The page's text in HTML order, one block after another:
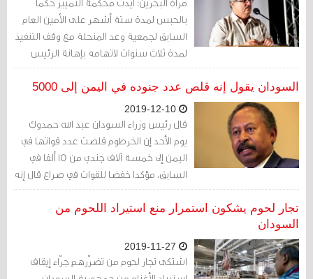
بالحبس لمدة ستة أشهر على الأمين العام
السابق لجمعية وعد المنحلة مع وقف التنفيذ
لمدة ثلاث سنوات لاتهامه بإهانة الرئيس
السوداني المخلوع عمر البشير.
السودان يقول إنه قلص عدد جنوده في اليمن إلى 5000
قال رئيس وزراء السودان عبد الله حمدوك
يوم الأحد إن الخرطوم قلصت عدد قواتها في
اليمن إلى خمسة آلاف جندي من 15 ألفا في
السابق، مؤكدا خفضا للقوات في صراع قال إنه
لا يمكن حله عسكريا.
تجار لحوم يشكون استمرار منع استيراد اللحوم من
السودان
اشتكى تجار لحوم من تضرّرهم جرّاء إيقاف